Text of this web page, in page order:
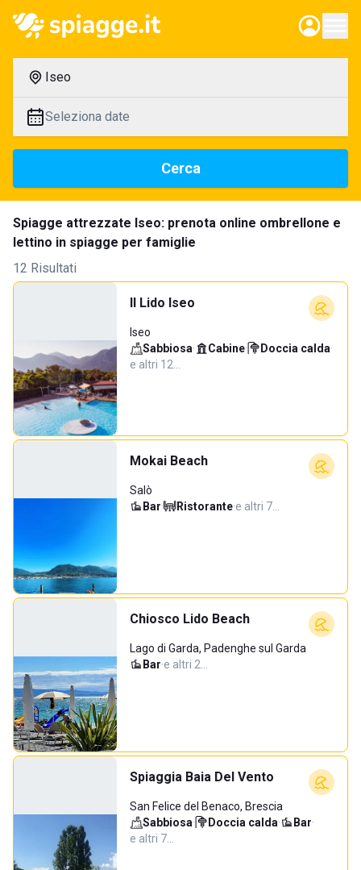
Iseo
Seleziona date
Cerca
Spiagge attrezzate Iseo: prenota online ombrellone e
lettino in spiagge per famiglie
12 Risultati
Il Lido Iseo
Iseo
Sabbiosa· Cabine· Doccia calda·
e altri 12…
Mokai Beach
Salò
Bar· Ristorante·e altri 7…
Chiosco Lido Beach
Lago di Garda, Padenghe sul Garda
Bar·e altri 2…
Spiaggia Baia Del Vento
San Felice del Benaco, Brescia
Sabbiosa· Doccia calda· Bar·
e altri 7…